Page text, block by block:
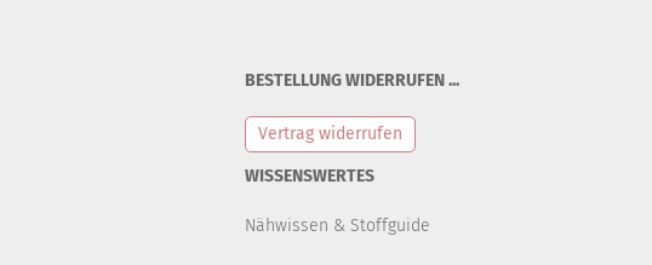
BESTELLUNG WIDERRUFEN ...
Vertrag widerrufen
WISSENSWERTES
Nähwissen & Stoffguide